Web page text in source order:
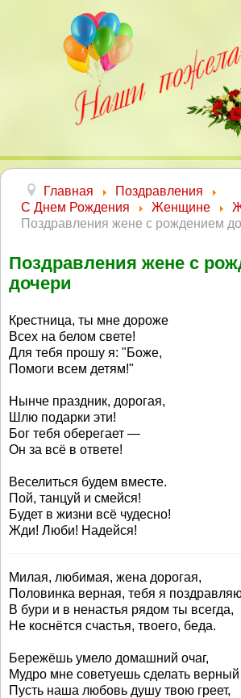
Главная
Поздравления
С Днем Рождения
Женщине
Поздравления жене с рождением
Поздравления жене с
дочери
Крестница, ты мне дороже
Всех на белом свете!
Для тебя прошу я: "Боже,
Помоги всем детям!"
Нынче праздник, дорогая,
Шлю подарки эти!
Бог тебя оберегает —
Он за всё в ответе!
Веселиться будем вместе.
Пой, танцуй и смейся!
Будет в жизни всё чудесно!
Жди! Люби! Надейся!
Милая, любимая, жена дорогая,
Половинка верная, тебя я
В бури и в ненастья рядом ты всегда,
Не коснётся счастья, твоего, беда.
Бережёшь умело домашний очаг,
Мудро мне советуешь сделать верный
Пусть наша любовь душу твою греет,